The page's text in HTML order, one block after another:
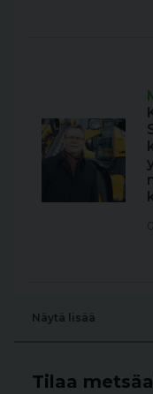
Näytä lisää
Tilaa